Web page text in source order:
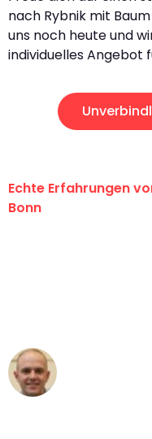
nach Rybnik mit
uns noch heute und
individuelles Angebot
Echte Erfahrungen
Bonn